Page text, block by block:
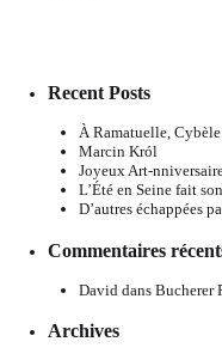
Recent Posts
À Ramatuelle,
Marcin Król
Joyeux Art-
L’Été en Seine fait
D’autres échappées
Commentaires
David dans Bucherer
Archives